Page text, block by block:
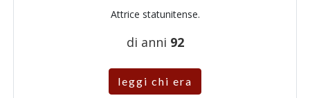
Attrice statunitense.
di anni 92
leggi chi era